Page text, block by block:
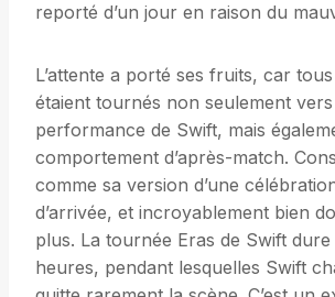
reporté d’un jour en raison du
L’attente a porté ses fruits, car
étaient tournés non seulement
performance de Swift, mais
comportement d’après-match.
comme sa version d’une
d’arrivée, et incroyablement bien
plus. La tournée Eras de Swift
heures, pendant lesquelles Swift